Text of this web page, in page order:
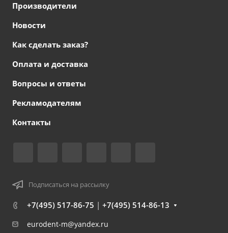
Производители
Новости
Как сделать заказ?
Оплата и доставка
Вопросы и ответы
Рекламодателям
Контакты
Подписаться на рассылку
+7(495) 517-86-75 | +7(495) 514-86-13
eurodent-m@yandex.ru